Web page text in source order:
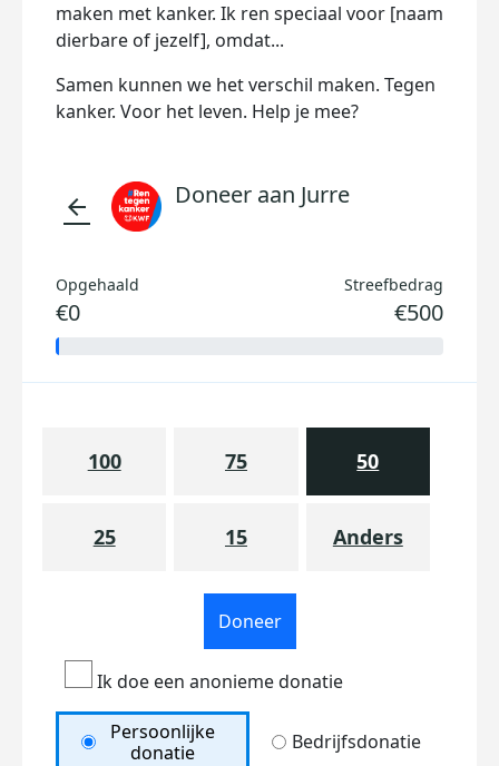
maken met kanker. Ik ren speciaal voor [naam
dierbare of jezelf], omdat...
Samen kunnen we het verschil maken. Tegen
kanker. Voor het leven. Help je mee?
arrow_back Doneer aan Jurre
Opgehaald
€0
Streefbedrag
€500
100 75 50
25 15 Anders
Doneer
Ik doe een anonieme donatie
Persoonlijke
donatie
Bedrijfsdonatie